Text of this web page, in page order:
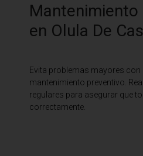
Mantenimiento
en Olula De
Evita problemas mayores
mantenimiento preventivo.
regulares para asegurar que
correctamente.